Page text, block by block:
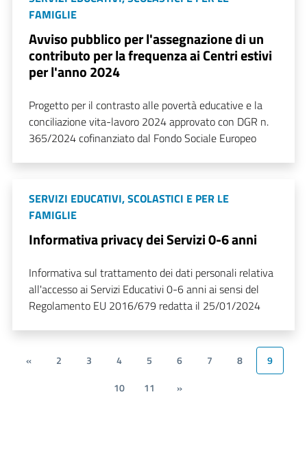
FAMIGLIE
Avviso pubblico per l'assegnazione di un
contributo per la frequenza ai Centri estivi
per l'anno 2024
Progetto per il contrasto alle povertà educative e la
conciliazione vita-lavoro 2024 approvato con DGR n.
365/2024 cofinanziato dal Fondo Sociale Europeo
SERVIZI EDUCATIVI, SCOLASTICI E PER LE
FAMIGLIE
Informativa privacy dei Servizi 0-6 anni
Informativa sul trattamento dei dati personali relativa
all'accesso ai Servizi Educativi 0-6 anni ai sensi del
Regolamento EU 2016/679 redatta il 25/01/2024
« 2 3 4 5 6 7 8
9
10
11 »